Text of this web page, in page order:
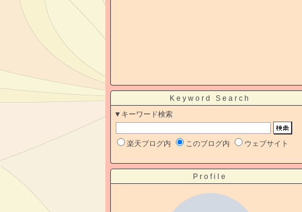
Keyword Search
▼キーワード検索
楽天ブログ内 このブログ内 ウェブサイト
Profile